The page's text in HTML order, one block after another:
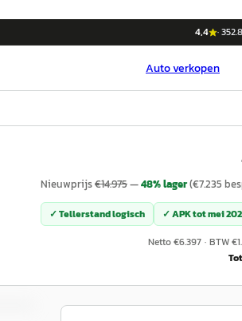
4,4 ·
Autoverkopen
Nieuwprijs€14.975—48% lager(€7.235
✓ Tellerstand logisch ✓ APK totmei
Netto €6.397 · BTW €